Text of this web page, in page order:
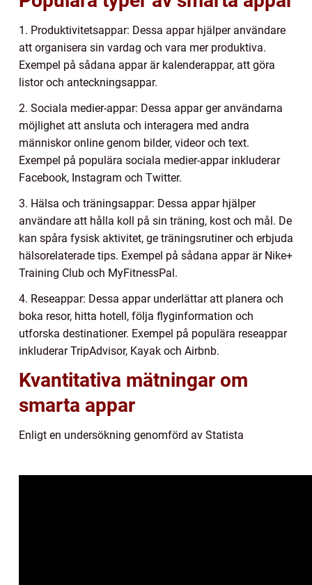
1. Produktivitetsappar: Dessa appar hjälper användare
att organisera sin vardag och vara mer produktiva.
Exempel på sådana appar är kalenderappar, att göra
listor och anteckningsappar.
2. Sociala medier-appar: Dessa appar ger användarna
möjlighet att ansluta och interagera med andra
människor online genom bilder, videor och text.
Exempel på populära sociala medier-appar inkluderar
Facebook, Instagram och Twitter.
3. Hälsa och träningsappar: Dessa appar hjälper
användare att hålla koll på sin träning, kost och mål. De
kan spåra fysisk aktivitet, ge träningsrutiner och erbjuda
hälsorelaterade tips. Exempel på sådana appar är Nike+
Training Club och MyFitnessPal.
4. Reseappar: Dessa appar underlättar att planera och
boka resor, hitta hotell, följa flyginformation och
utforska destinationer. Exempel på populära reseappar
inkluderar TripAdvisor, Kayak och Airbnb.
Kvantitativa mätningar om
smarta appar
Enligt en undersökning genomförd av Statista